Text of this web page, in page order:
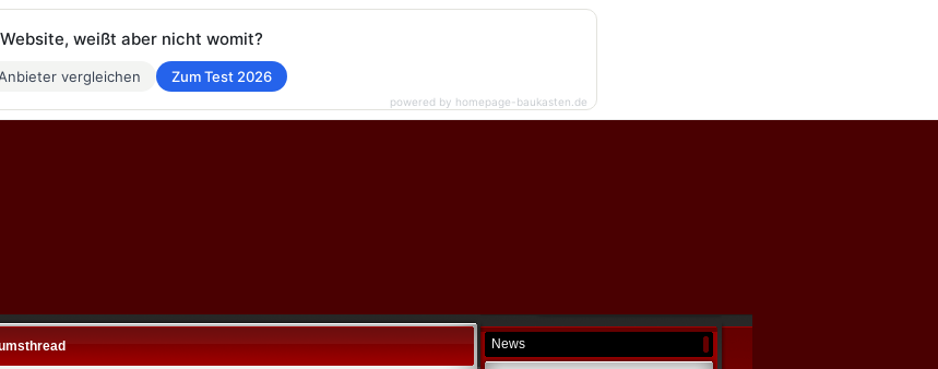
News
weißt aber nicht womit?
vergleichen Zum Test 2026
powered by homepage-baukasten.de